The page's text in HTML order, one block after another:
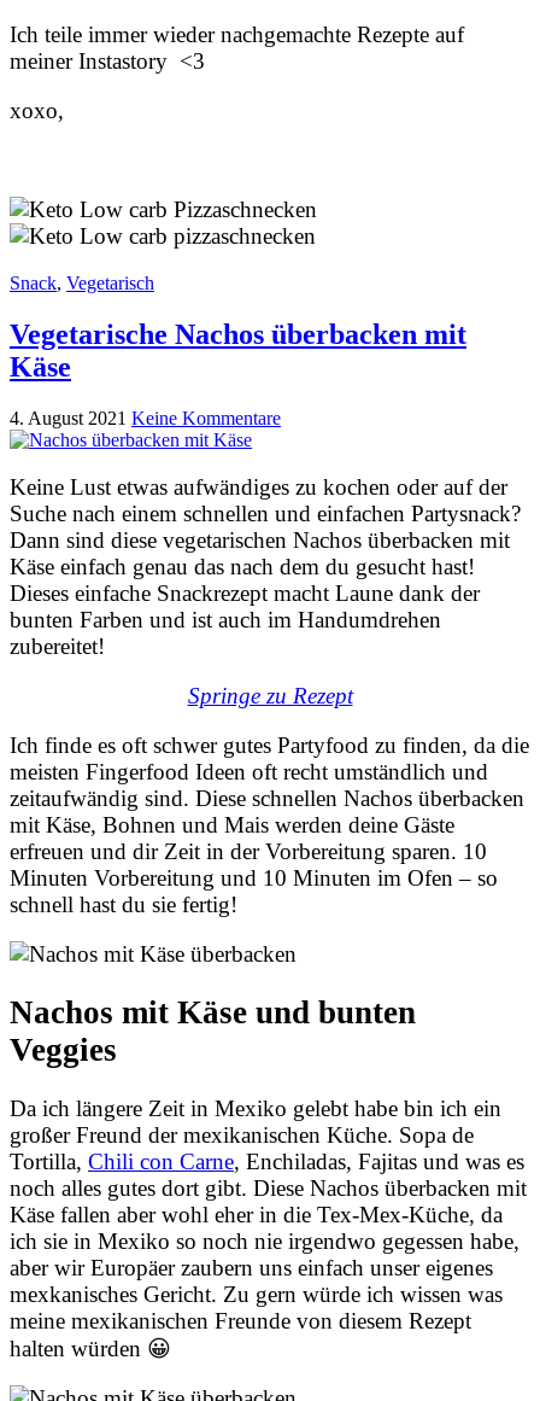
Ich teile immer wieder nachgemachte Rezepte auf
meiner Instastory <3
xoxo,
Snack, Vegetarisch
Vegetarische Nachos überbacken mit
Käse
4. August 2021 Keine Kommentare
Keine Lust etwas aufwändiges zu kochen oder auf der
Suche nach einem schnellen und einfachen Partysnack?
Dann sind diese vegetarischen Nachos überbacken mit
Käse einfach genau das nach dem du gesucht hast!
Dieses einfache Snackrezept macht Laune dank der
bunten Farben und ist auch im Handumdrehen
zubereitet!
Springe zu Rezept
Ich finde es oft schwer gutes Partyfood zu finden, da die
meisten Fingerfood Ideen oft recht umständlich und
zeitaufwändig sind. Diese schnellen Nachos überbacken
mit Käse, Bohnen und Mais werden deine Gäste
erfreuen und dir Zeit in der Vorbereitung sparen. 10
Minuten Vorbereitung und 10 Minuten im Ofen – so
schnell hast du sie fertig!
Nachos mit Käse und bunten
Veggies
Da ich längere Zeit in Mexiko gelebt habe bin ich ein
großer Freund der mexikanischen Küche. Sopa de
Tortilla, Chili con Carne, Enchiladas, Fajitas und was es
noch alles gutes dort gibt. Diese Nachos überbacken mit
Käse fallen aber wohl eher in die Tex-Mex-Küche, da
ich sie in Mexiko so noch nie irgendwo gegessen habe,
aber wir Europäer zaubern uns einfach unser eigenes
mexkanisches Gericht. Zu gern würde ich wissen was
meine mexikanischen Freunde von diesem Rezept
halten würden 😀